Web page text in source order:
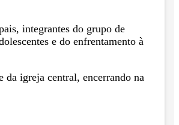
integrantes do grupo de
e do enfrentamento à
da igreja central, encerrando na